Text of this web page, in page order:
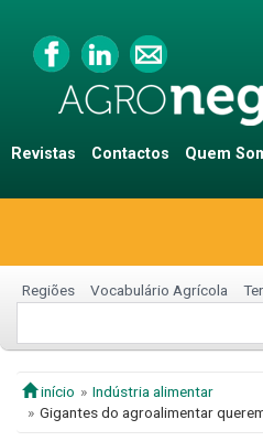
Revistas Contactos Quem
Regiões Vocabulário Agrícola
início
Indústria alimentar
Gigantes do agroalimentar